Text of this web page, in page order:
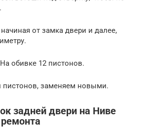
от замка двери и далее,
обивке 12 пистонов.
пистонов, заменяем новыми.
задней двери на Ниве